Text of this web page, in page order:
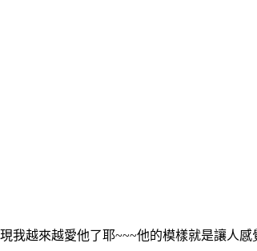
越來越愛他了耶~~~他的模樣就是讓人